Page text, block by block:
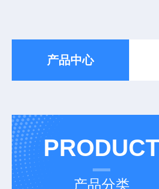
产品中心
PRODUCT
产品分类